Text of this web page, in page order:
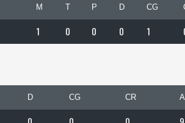
M T P D CG
1 0 0 0 1
D CG CR A